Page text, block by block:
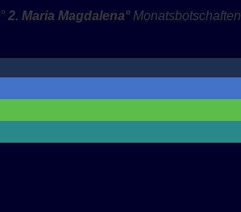
° 2. Maria Magdalena° Monatsbotschaften